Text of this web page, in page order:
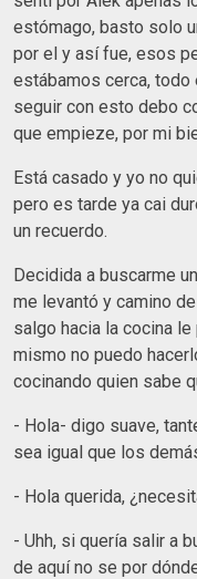
estómago, basto solo
por el y así fue, esos
estábamos cerca, todo
seguir con esto debo
que empieze, por mi
Está casado y yo no
pero es tarde ya cai
un recuerdo.
Decidida a buscarme
me levantó y camino
salgo hacia la cocina
mismo no puedo
cocinando quien sabe
- Hola- digo suave,
sea igual que los
- Hola querida,
- Uhh, si quería salir a
de aquí no se por